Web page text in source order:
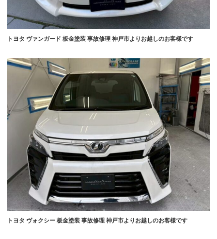
トヨタ ヴァンガード 板金塗装 事故修理 神戸市よりお越しのお客様です
トヨタ ヴォクシー 板金塗装 事故修理 神戸市よりお越しのお客様です